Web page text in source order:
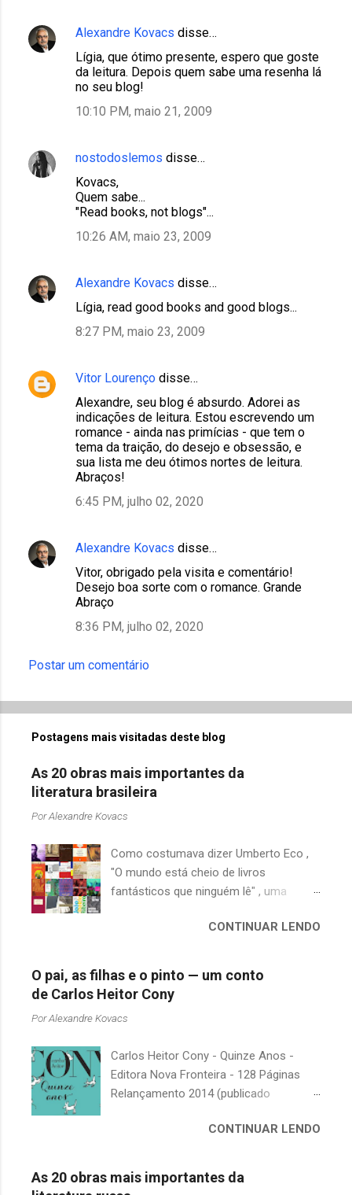
Alexandre Kovacs disse…
Lígia, que ótimo presente, espero que goste
da leitura. Depois quem sabe uma resenha lá
no seu blog!
10:10 PM, maio 21, 2009
nostodoslemos disse…
Kovacs,
Quem sabe...
"Read books, not blogs"...
10:26 AM, maio 23, 2009
Alexandre Kovacs disse…
Lígia, read good books and good blogs...
8:27 PM, maio 23, 2009
Vitor Lourenço disse…
Alexandre, seu blog é absurdo. Adorei as
indicações de leitura. Estou escrevendo um
romance - ainda nas primícias - que tem o
tema da traição, do desejo e obsessão, e
sua lista me deu ótimos nortes de leitura.
Abraços!
6:45 PM, julho 02, 2020
Alexandre Kovacs disse…
Vitor, obrigado pela visita e comentário!
Desejo boa sorte com o romance. Grande
Abraço
8:36 PM, julho 02, 2020
Postar um comentário
Postagens mais visitadas deste blog
As 20 obras mais importantes da
literatura brasileira
PorAlexandre Kovacs
Como costumava dizer Umberto Eco ,
"O mundo está cheio de livros
fantásticos que ninguém lê" , uma
quando falamos de clássicos da
escritores brasileiros, somos forçados
a uma avaliação burocrática na escola e
acabamos adquirindo uma certa
antipatia a determinado livro ou autor
justamente o contrário. É surpreendente
como uma segunda visita a essas
obras, já em nossa maturidade, pode
escondido, bem ali na nossa estante.
nós? A limitação de apenas 20
CONTINUAR LENDO
O pai, as filhas e o pinto — um conto
de Carlos Heitor Cony
PorAlexandre Kovacs
Carlos Heitor Cony - Quinze Anos -
Editora Nova Fronteira - 128 Páginas
Relançamento 2014 (publicado
com deliciosos contos sobre a infância
bem-humoradas e sensíveis,
descrevem o relacionamento de um pai
CONTINUAR LENDO
As 20 obras mais importantes da